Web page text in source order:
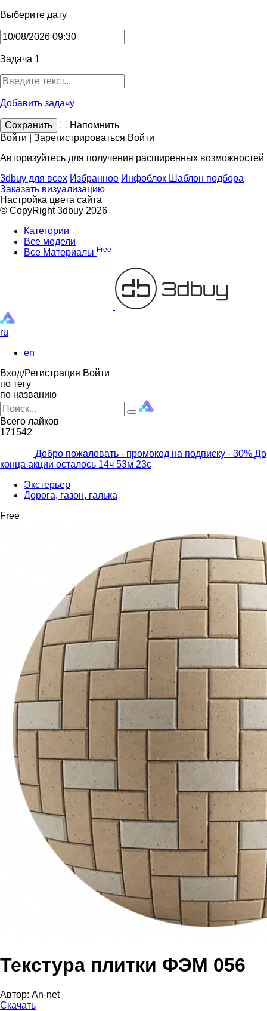
Выберите дату
Задача 1
Добавить задачу
Сохранить
Напомнить
Войти | Зарегистрироваться Войти
Авторизуйтесь для получения расширенных возможностей
3dbuy для всех Избранное Инфоблок Шаблон подбора
Заказать визуализацию
Настройка цвета сайта
© CopyRight 3dbuy 2026
Категории
Все модели
Все Материалы Free
ru
en
Вход/Регистрация Войти
по тегу
по названию
Всего лайков
171542
Добро пожаловать - промокод на подписку - 30% До
конца акции осталось 14ч 53м 21с
Экстерьер
Дорога, газон, галька
Free
Текстура плитки ФЭМ 056
Автор: An-net
Скачать